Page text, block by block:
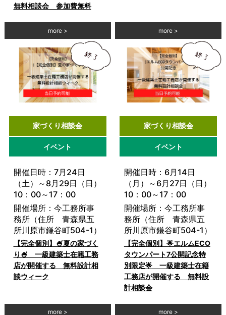
無料相談会 参加費無料
more more
家づくり相談会
イベント
開催日時：7月24日
（土）～8月29日（日）
10：00～17：00
開催場所：今工務所事
務所（住所 青森県五
所川原市鎌谷町504-1）
【完全個別】🍧夏の家づく
り🍧 一級建築士在籍工務
店が開催する 無料設計相
談ウィーク
more
家づくり相談会
イベント
開催日時：6月14日
（月）～6月27日（日）
10：00～17：00
開催場所：今工務所事
務所（住所 青森県五
所川原市鎌谷町504-1）
【完全個別】🌟エルムECO
タウンパート7公開記念特
別限定🌟 一級建築士在籍
工務店が開催する 無料設
計相談会
more